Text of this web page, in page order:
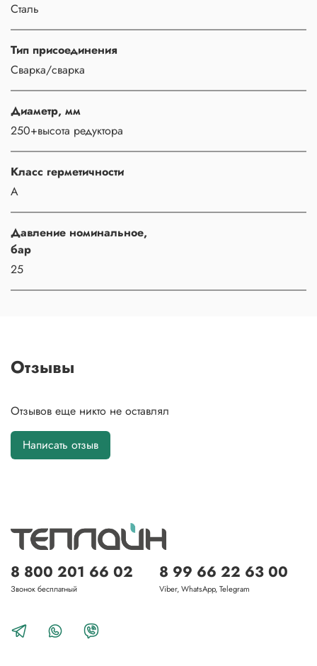
Сталь
Тип присоединения
Сварка/сварка
Диаметр, мм
250+высота редуктора
Класс герметичности
A
Давление номинальное,
бар
25
Отзывы
Отзывов еще никто не оставлял
Написать отзыв
8 800 201 66 02
Звонок бесплатный
8 99 66 22 63 00
Viber, WhatsApp, Telegram